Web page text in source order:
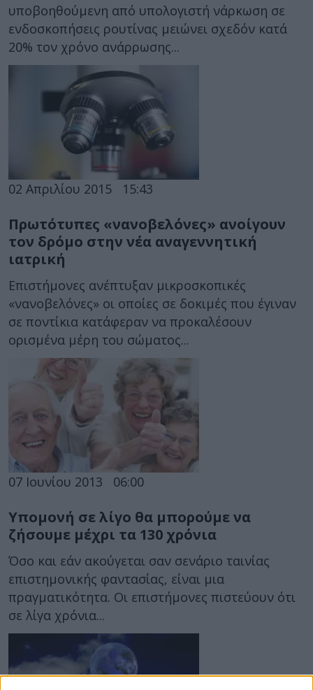
υποβοηθούμενη από υπολογιστή νάρκωση σε
ενδοσκοπήσεις ρουτίνας μειώνει σχεδόν κατά
20% τον χρόνο ανάρρωσης...
02 Απριλίου 2015 15:43
Πρωτότυπες «νανοβελόνες» ανοίγουν
τον δρόμο στην νέα αναγεννητική
ιατρική
Επιστήμονες ανέπτυξαν μικροσκοπικές
«νανοβελόνες» οι οποίες σε δοκιμές που έγιναν
σε ποντίκια κατάφεραν να προκαλέσουν
ορισμένα μέρη του σώματος...
07 Ιουνίου 2013 06:00
Υπομονή σε λίγο θα μπορούμε να
ζήσουμε μέχρι τα 130 χρόνια
Όσο και εάν ακούγεται σαν σενάριο ταινίας
επιστημονικής φαντασίας, είναι μια
πραγματικότητα. Οι επιστήμονες πιστεύουν ότι
σε λίγα χρόνια...